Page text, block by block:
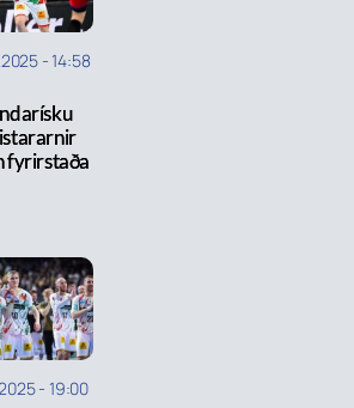
-14:58
fyrirstaða
- 19:00